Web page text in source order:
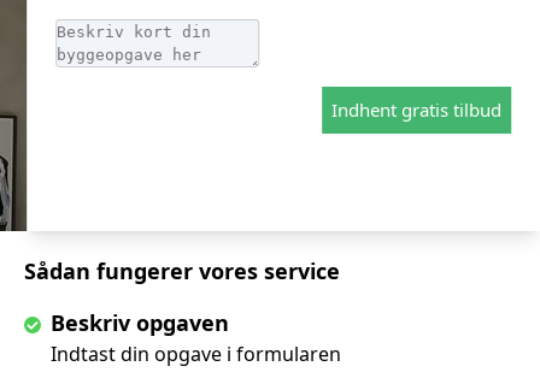
Sådan fungerer vores service
Beskriv opgaven
Indtast din opgave i formularen
Indhent gratis tilbud